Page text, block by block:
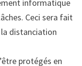
informatique
Ceci sera fait
distanciation
protégés en